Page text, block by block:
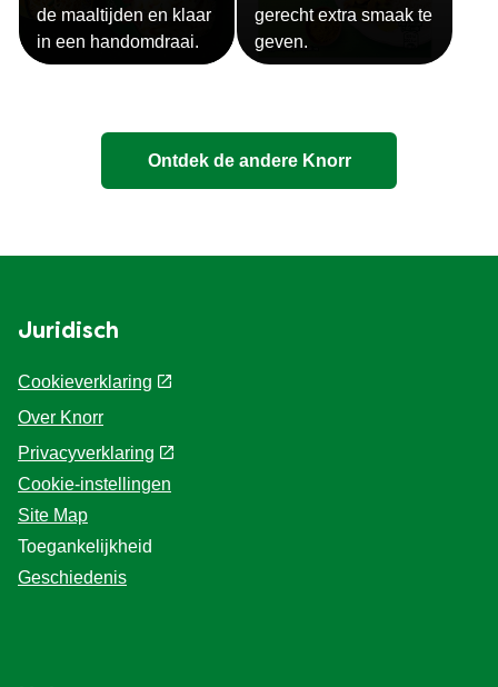
de maaltijden en klaar
in een handomdraai.
gerecht extra smaak te
geven.
Ontdek de andere Knorr
Juridisch
Cookieverklaring
Over Knorr
Privacyverklaring
Cookie-instellingen
Site Map
Toegankelijkheid
Geschiedenis